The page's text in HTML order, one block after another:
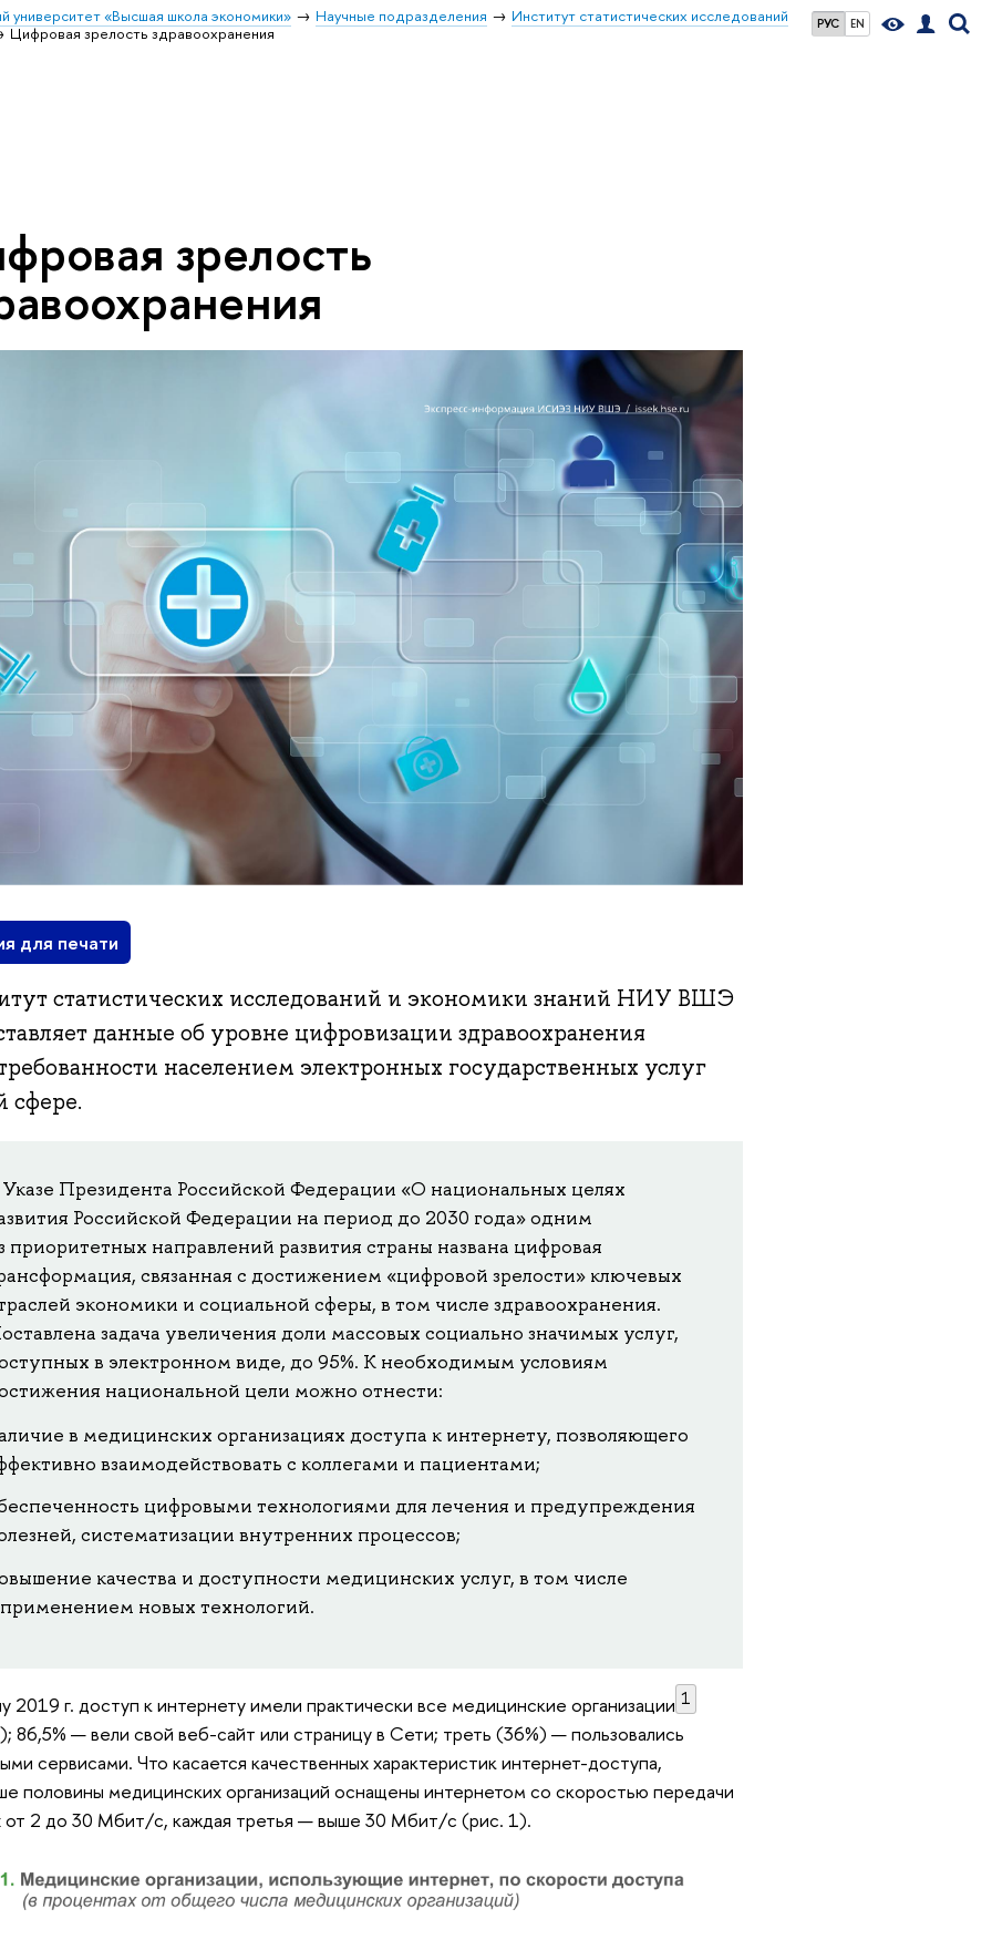
РУС EN
университет «Высшая школа экономики» Научные подразделения
Институт статистических исследований
Цифровая зрелость здравоохранения
зрелость
для печати
статистических исследований и экономики знаний НИУ ВШЭ
данные об уровне цифровизации здравоохранения
населением электронных государственных услуг
сфере.
Президента Российской Федерации «О национальных целях
Российской Федерации на период до 2030 года» одним
приоритетных направлений развития страны названа цифровая
связанная с достижением «цифровой зрелости» ключевых
экономики и социальной сферы, в том числе здравоохранения.
задача увеличения доли массовых социально значимых услуг,
в электронном виде, до 95%. К необходимым условиям
национальной цели можно отнести:
в медицинских организациях доступа к интернету, позволяющего
взаимодействовать с коллегами и пациентами;
цифровыми технологиями для лечения и предупреждения
систематизации внутренних процессов;
качества и доступности медицинских услуг, в том числе
новых технологий.
2019 г. доступ к интернету имели практически все медицинские организации 1
86,5% — вели свой веб-сайт или страницу в Сети; треть (36%) — пользовались
сервисами. Что касается качественных характеристик интернет-доступа,
половины медицинских организаций оснащены интернетом со скоростью передачи
от 2 до 30 Мбит/с, каждая третья — выше 30 Мбит/с (рис. 1).